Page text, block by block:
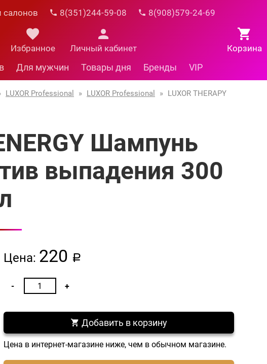
салонов 8(351)244-59-08 8(908)579-24-69
Корзина
Избранное Личный кабинет
Для мужчин Товары дня Бренды VIP
LUXOR Professional » LUXOR Professional » LUXOR THERAPY
Шампунь
выпадения 300
Цена: 220 a
Добавить в корзину
Цена в интернет-магазине ниже, чем в обычном магазине.